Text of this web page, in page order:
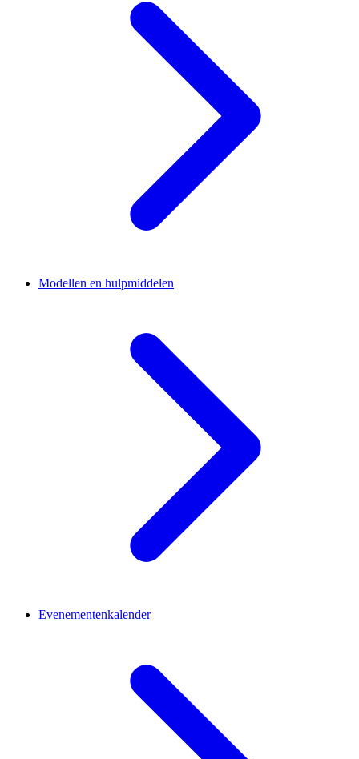
Modellen en hulpmiddelen
Evenementenkalender